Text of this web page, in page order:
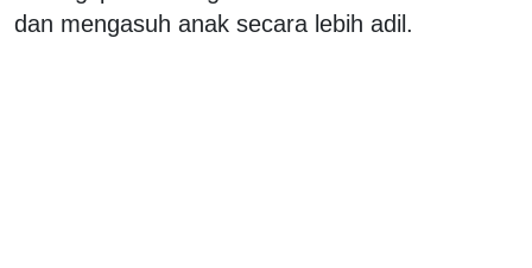
dan mengasuh anak secara lebih adil.